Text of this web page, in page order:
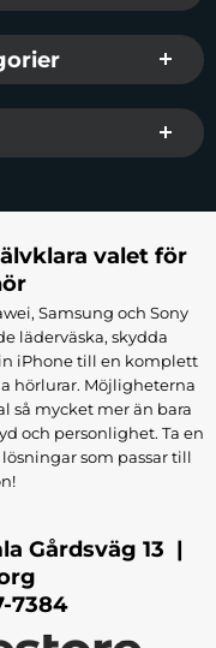
valet för
Samsung och Sony
läderväska, skydda
iPhone till en komplett
hörlurar. Möjligheterna
så mycket mer än bara
och personlighet. Ta en
som passar till
Gårdsväg 13 |
7384